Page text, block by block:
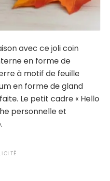
avec ce joli coin
en forme de
à motif de feuille
en forme de gland
Le petit cadre « Hello
personnelle et